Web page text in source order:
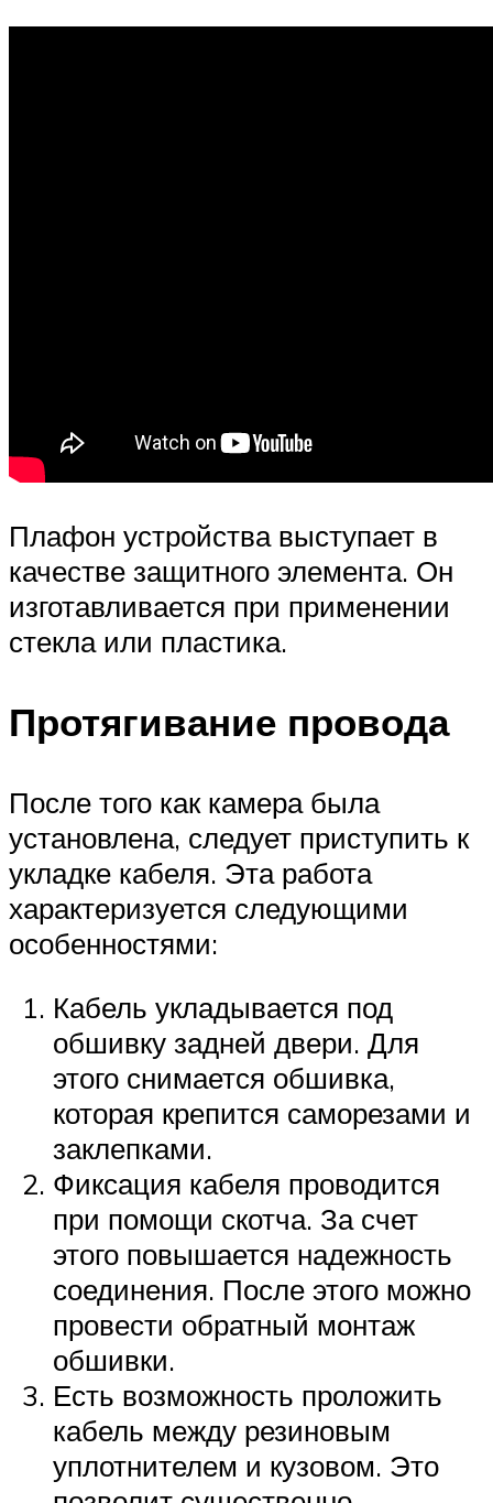
Плафон устройства выступает в
качестве защитного элемента. Он
изготавливается при применении
стекла или пластика.
Протягивание провода
После того как камера была
установлена, следует приступить к
укладке кабеля. Эта работа
характеризуется следующими
особенностями:
Кабель укладывается под
обшивку задней двери. Для
этого снимается обшивка,
которая крепится саморезами и
заклепками.
Фиксация кабеля проводится
при помощи скотча. За счет
этого повышается надежность
соединения. После этого можно
провести обратный монтаж
обшивки.
Есть возможность проложить
кабель между резиновым
уплотнителем и кузовом. Это